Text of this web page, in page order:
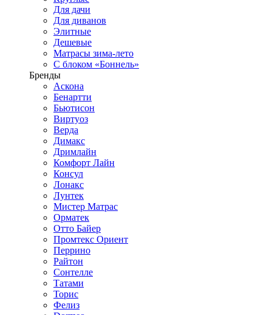
Для дачи
Для диванов
Элитные
Дешевые
Матрасы зима-лето
С блоком «Боннель»
Бренды
Аскона
Бенартти
Бьютисон
Виртуоз
Верда
Димакс
Дримлайн
Комфорт Лайн
Консул
Лонакс
Лунтек
Мистер Матрас
Орматек
Отто Байер
Промтекс Ориент
Перрино
Райтон
Сонтелле
Татами
Торис
Фелиз